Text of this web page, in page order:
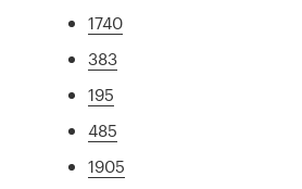
1740
383
195
485
1905